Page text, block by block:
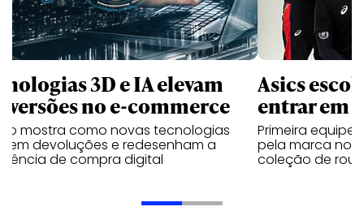
3D e IA elevam
no e-commerce
mostra como novas tecnologias
devoluções e redesenham a
de compra digital
Asics
entrar em
Primeira
pela marca no
coleção de